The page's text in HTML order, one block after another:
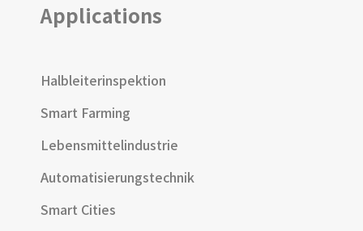
Applications
Halbleiterinspektion
Smart Farming
Lebensmittelindustrie
Automatisierungstechnik
Smart Cities